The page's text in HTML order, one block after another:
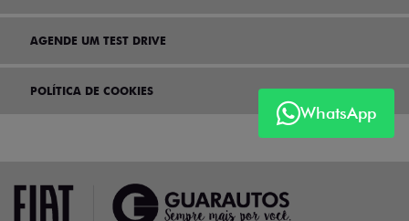
WhatsApp
AGENDE UM TEST DRIVE
POLÍTICA DE COOKIES